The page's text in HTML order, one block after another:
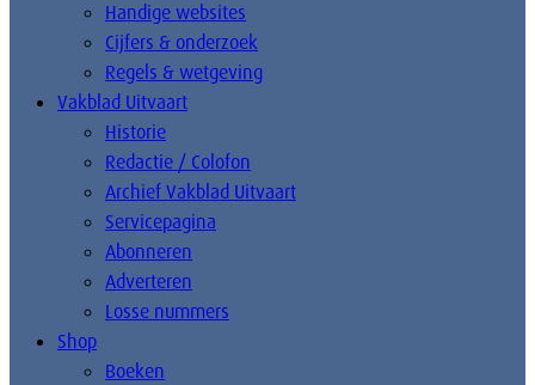
Handige websites
Cijfers & onderzoek
Regels & wetgeving
Vakblad Uitvaart
Historie
Redactie / Colofon
Archief Vakblad Uitvaart
Servicepagina
Abonneren
Adverteren
Losse nummers
Shop
Boeken